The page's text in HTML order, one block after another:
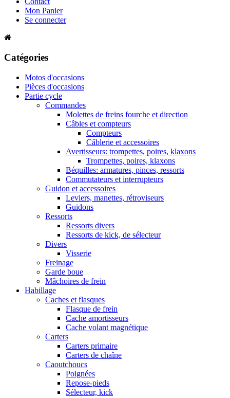
Mon Panier
Se connecter
Catégories
Motos d'occasions
Pièces d'occasions
Partie cycle
Commandes
Molettes de freins fourche et direction
Câbles et compteurs
Compteurs
Câblerie et accessoires
Avertisseurs: trompettes, poires, klaxons
Trompettes, poires, klaxons
Béquilles: armatures, pinces, ressorts
Commutateurs et interrupteurs
Guidon et accessoires
Leviers, manettes, rétroviseurs
Guidons
Ressorts
Ressorts divers
Ressorts de kick, de sélecteur
Divers
Visserie
Freinage
Garde boue
Mâchoires de frein
Habillage
Caches et flasques
Flasque de frein
Cache amortisseurs
Cache volant magnétique
Carters
Carters primaire
Carters de chaîne
Caoutchoucs
Poignées
Repose-pieds
Sélecteur, kick